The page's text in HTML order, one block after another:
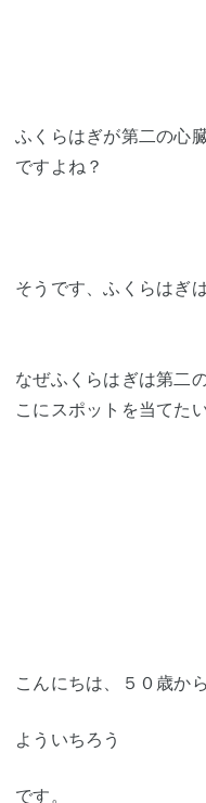
ふくらはぎが第二の心
ですよね？
そうです、ふくらはぎ
なぜふくらはぎは第二
こにスポットを当てた
こんにちは、５０歳か
よういちろう
です。